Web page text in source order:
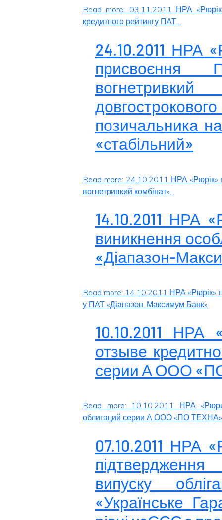
Read more: 03.11.2011 НРА
кредитного рейтингу ПАТ...
24.10.2011 НРА
присвоєння
позичальника
«стабільний»
Read more: 24.10.2011 НРА «Рюрік»
вогнетривкий комбінат»...
14.10.2011 НРА
виникнення
«Діапазон-
Read more: 14.10.2011 НРА «Рюрік»
у ПАТ «Діапазон-Максимум Банк»
10.10.2011 НРА
отзыве
серии А ООО
Read more: 10.10.2011 НРА
облигаций серии А ООО «ПО ТЕХНА»
07.10.2011 НРА
підтвердження
випуску
«Українське